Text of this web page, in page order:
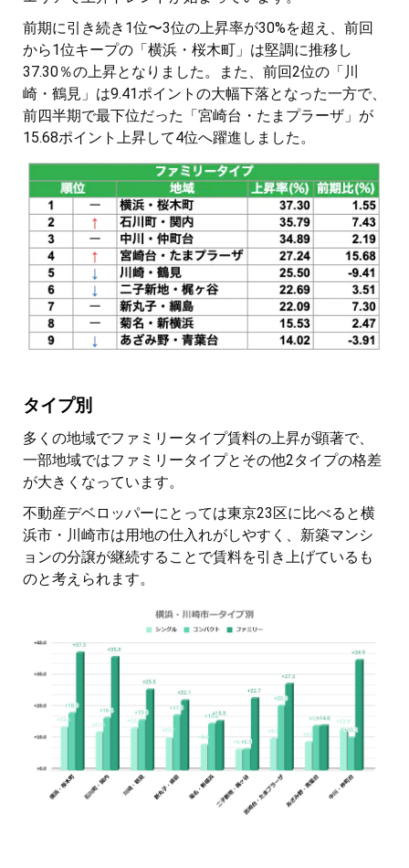
前期に引き続き1位〜3位の上昇率が30%を超え、前回
から1位キープの「横浜・桜木町」は堅調に推移し
37.30％の上昇となりました。また、前回2位の「川
崎・鶴見」は9.41ポイントの大幅下落となった一方で、
前四半期で最下位だった「宮崎台・たまプラーザ」が
15.68ポイント上昇して4位へ躍進しました。
タイプ別
多くの地域でファミリータイプ賃料の上昇が顕著で、
一部地域ではファミリータイプとその他2タイプの格差
が大きくなっています。
不動産デベロッパーにとっては東京23区に比べると横
浜市・川崎市は用地の仕入れがしやすく、新築マンシ
ョンの分譲が継続することで賃料を引き上げているも
のと考えられます。